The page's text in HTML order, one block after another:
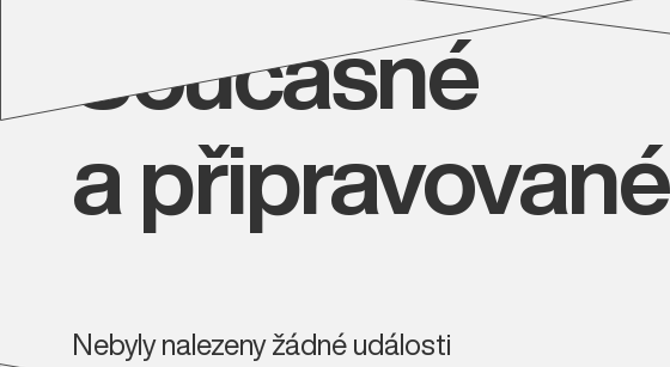
Současné
a připravované
Nebyly nalezeny žádné události